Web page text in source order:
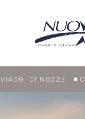
VIAGGI DI NOZZE